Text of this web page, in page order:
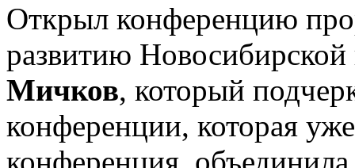
Открыл конференцию
развитию Новосибирской
Мичков, который
конференции, которая
конференция,